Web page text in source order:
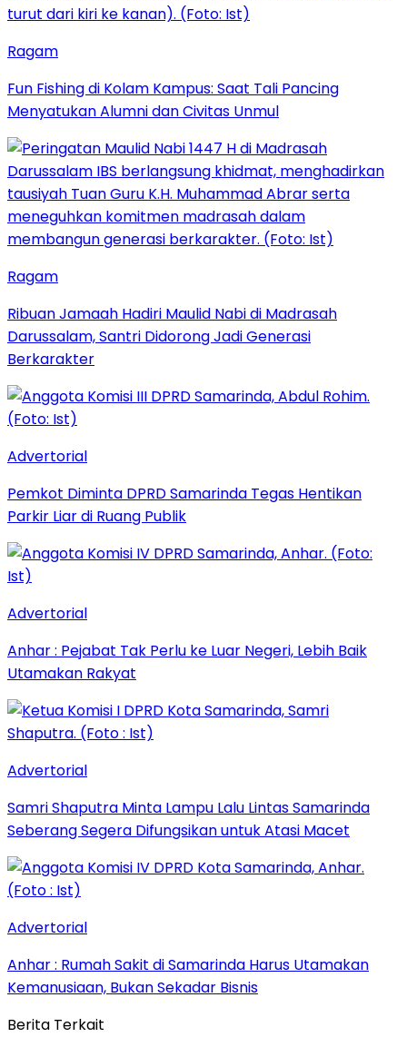
Ragam
Fun Fishing di Kolam Kampus: Saat Tali Pancing
Menyatukan Alumni dan Civitas Unmul
Ragam
Ribuan Jamaah Hadiri Maulid Nabi di Madrasah
Darussalam, Santri Didorong Jadi Generasi
Berkarakter
Advertorial
Pemkot Diminta DPRD Samarinda Tegas Hentikan
Parkir Liar di Ruang Publik
Advertorial
Anhar : Pejabat Tak Perlu ke Luar Negeri, Lebih Baik
Utamakan Rakyat
Advertorial
Samri Shaputra Minta Lampu Lalu Lintas Samarinda
Seberang Segera Difungsikan untuk Atasi Macet
Advertorial
Anhar : Rumah Sakit di Samarinda Harus Utamakan
Kemanusiaan, Bukan Sekadar Bisnis
Berita Terkait